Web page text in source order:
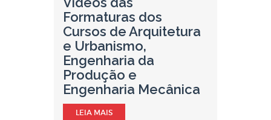
Formaturas dos
Cursos de Arquitetura
e Urbanismo,
Engenharia da
Produção e
Engenharia Mecânica
LEIA MAIS